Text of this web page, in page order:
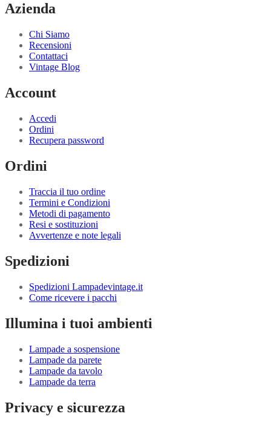
Azienda
Chi Siamo
Recensioni
Contattaci
Vintage Blog
Account
Accedi
Ordini
Recupera password
Ordini
Traccia il tuo ordine
Termini e Condizioni
Metodi di pagamento
Resi e sostituzioni
Avvertenze e note legali
Spedizioni
Spedizioni Lampadevintage.it
Come ricevere i pacchi
Illumina i tuoi ambienti
Lampade a sospensione
Lampade da parete
Lampade da tavolo
Lampade da terra
Privacy e sicurezza